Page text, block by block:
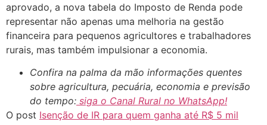
aprovado, a nova tabela do Imposto de Renda pode
representar não apenas uma melhoria na gestão
financeira para pequenos agricultores e trabalhadores
rurais, mas também impulsionar a economia.
Confira na palma da mão informações quentes
sobre agricultura, pecuária, economia e previsão
do tempo: siga o Canal Rural no WhatsApp!
O post Isenção de IR para quem ganha até R$ 5 mil